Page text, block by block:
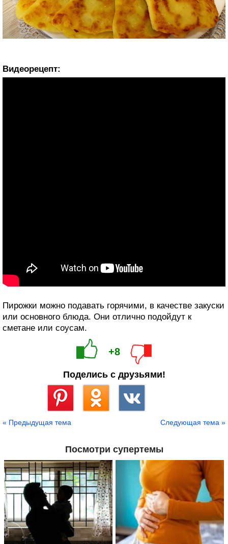
Видеорецепт:
Пирожки можно подавать горячими, в качестве закуски
или основного блюда. Они отлично подойдут к
сметане или соусам.
+8
Поделись с друзьями!
« Предыдущая тема Следующая тема »
Посмотри супертемы